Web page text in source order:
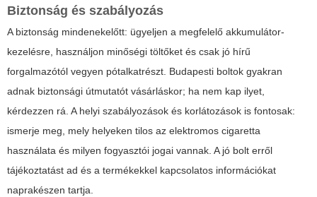
Biztonság és szabályozás
A biztonság mindenekelőtt: ügyeljen a megfelelő akkumulátor-
kezelésre, használjon minőségi töltőket és csak jó hírű
forgalmazótól vegyen pótalkatrészt. Budapesti boltok gyakran
adnak biztonsági útmutatót vásárláskor; ha nem kap ilyet,
kérdezzen rá. A helyi szabályozások és korlátozások is fontosak:
ismerje meg, mely helyeken tilos az elektromos cigaretta
használata és milyen fogyasztói jogai vannak. A jó bolt erről
tájékoztatást ad és a termékekkel kapcsolatos információkat
naprakészen tartja.